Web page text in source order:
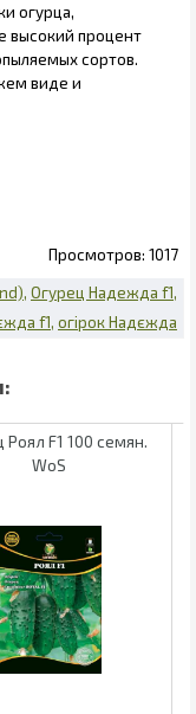
огурца,
высокий процент
сортов.
виде и
1017
Огурец Надежда f1
f1 огірок Надєжда
Роял F1 100 семян.
WoS